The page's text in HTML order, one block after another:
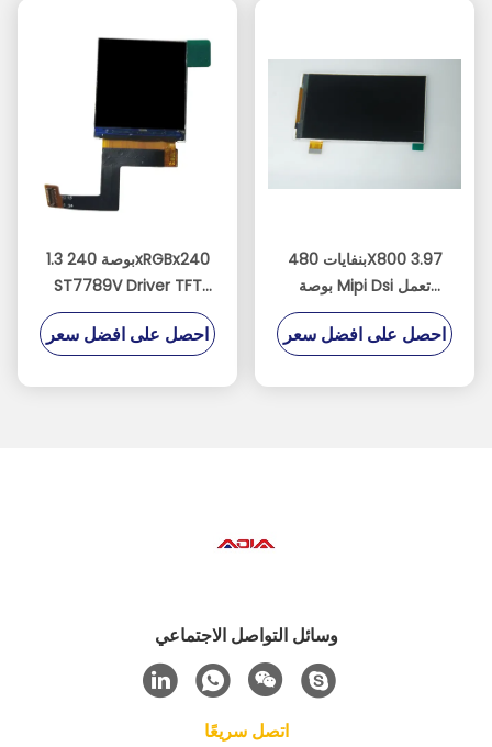
1.3 بوصة 240xRGBx240
ST7789V Driver TFT
LCD يعرض
احصل على افضل سعر
بنفايات 480X800 3.97
بوصة Mipi Dsi تعمل
باللمس مع 8 LEDs بيضاء
احصل على افضل سعر
وسائل التواصل الاجتماعي
اتصل سريعًا